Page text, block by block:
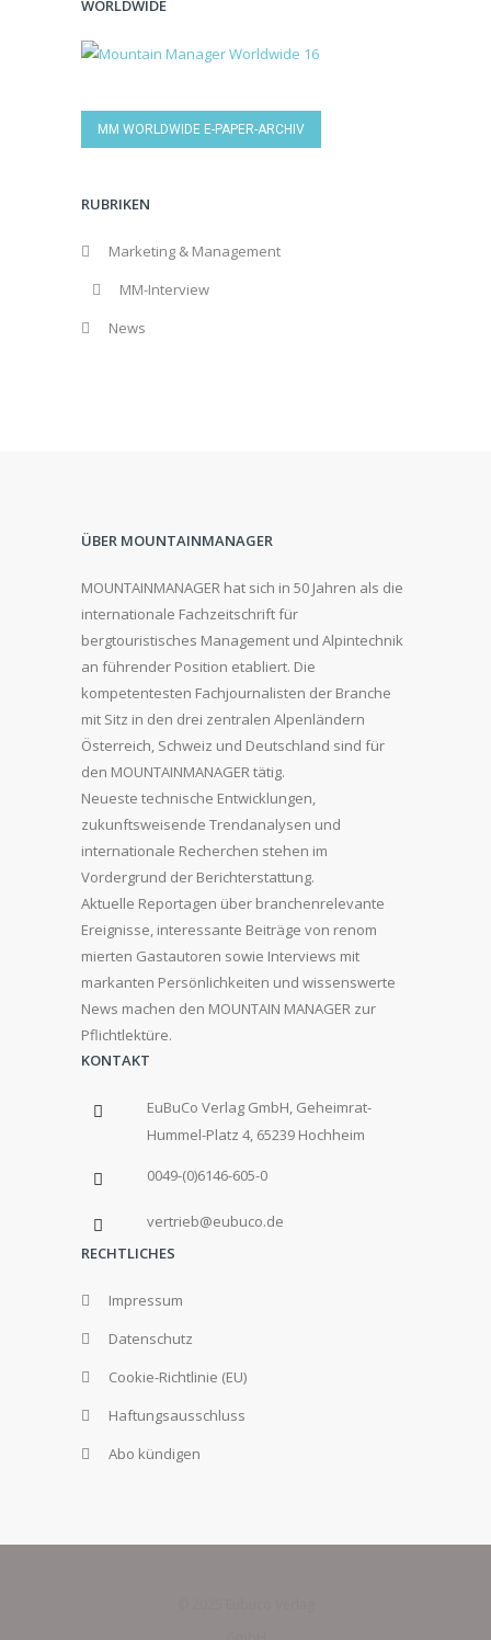
WORLDWIDE
MM WORLDWIDE E-PAPER-ARCHIV
RUBRIKEN
Marketing & Management
MM-Interview
News
ÜBER MOUNTAINMANAGER
MOUNTAINMANAGER hat sich in 50 Jahren als die
internationale Fachzeitschrift für
bergtouristisches Management und Alpintechnik
an führender Position etabliert. Die
kompetentesten Fachjournalisten der Branche
mit Sitz in den drei zentralen Alpenländern
Österreich, Schweiz und Deutschland sind für
den MOUNTAINMANAGER tätig.
Neueste technische Entwicklungen,
zukunftsweisende Trendanalysen und
internationale Recherchen stehen im
Vordergrund der Berichterstattung.
Aktuelle Reportagen über branchenrelevante
Ereignisse, interessante Beiträge von renom
mierten Gastautoren sowie Interviews mit
markanten Persönlichkeiten und wissenswerte
News machen den MOUNTAIN MANAGER zur
Pflichtlektüre.
KONTAKT
EuBuCo Verlag GmbH, Geheimrat-
Hummel-Platz 4, 65239 Hochheim
0049-(0)6146-605-0
vertrieb@eubuco.de
RECHTLICHES
Impressum
Datenschutz
Cookie-Richtlinie (EU)
Haftungsausschluss
Abo kündigen